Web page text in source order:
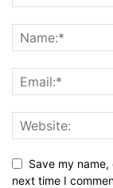
Save my
next time I